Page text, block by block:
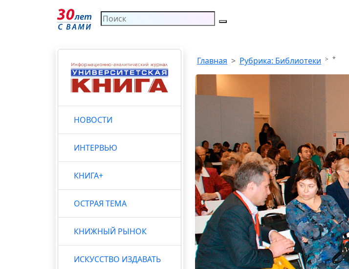
НОВОСТИ
ИНТЕРВЬЮ
КНИГА+
ОСТРАЯ ТЕМА
КНИЖНЫЙ РЫНОК
ИСКУССТВО ИЗДАВАТЬ
Главная Рубрика: Библиотеки *